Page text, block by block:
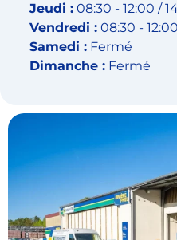
Jeudi : 08:30 - 12:00 /
Vendredi : 08:30 -
Samedi : Fermé
Dimanche : Fermé